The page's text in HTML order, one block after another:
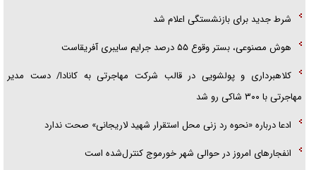
شرط جدید برای بازنشستگی اعلام شد
هوش مصنوعی، بستر وقوع ۵۵ درصد جرایم سایبری آفریقاست
کلاهبرداری و پولشویی در قالب شرکت مهاجرتی به کانادا/ دست مدیر
مهاجرتی با ۳۰۰ شاکی رو شد
ادعا درباره «نحوه رد زنی محل استقرار شهید لاریجانی» صحت ندارد
انفجار‌های امروز در حوالی شهر خورموج کنترل‌شده است